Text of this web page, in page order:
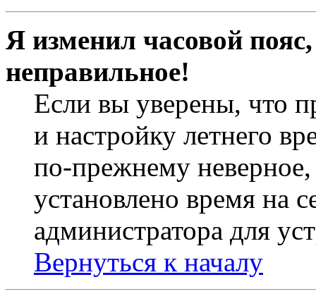
Я изменил часовой
неправильное!
Если вы уверены, что
и настройку летнего
по-прежнему неверное,
установлено время на
администратора для
Вернуться к началу